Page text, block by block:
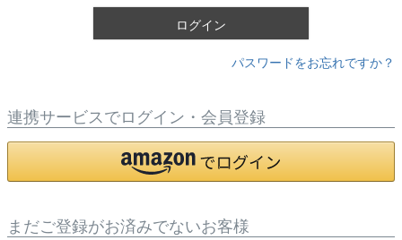
ログイン
パスワードをお忘れですか？
連携サービスでログイン・会員登録
まだご登録がお済みでないお客様